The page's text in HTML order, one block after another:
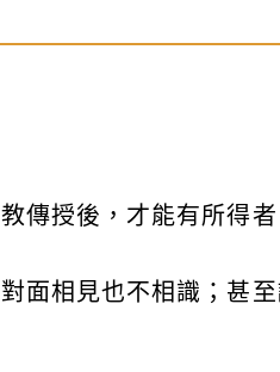
傳授後，才能有所得
面相見也不相識；甚